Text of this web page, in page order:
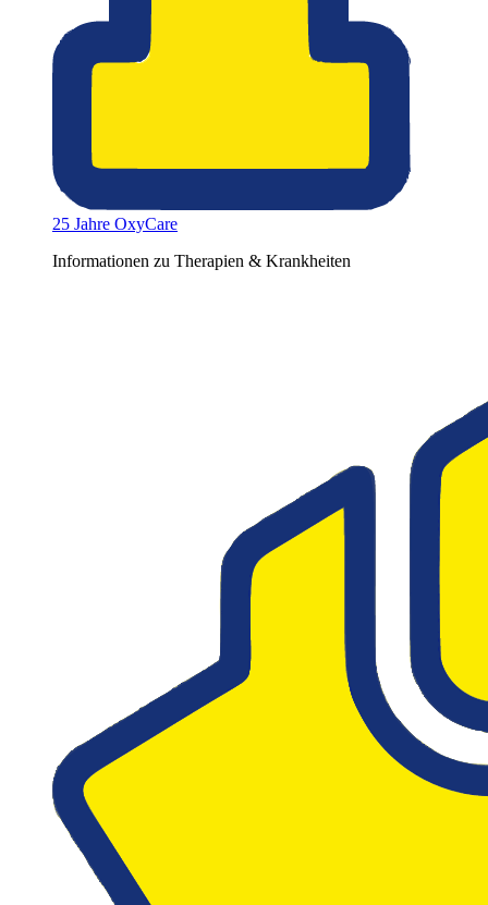
25 Jahre OxyCare
Informationen zu Therapien & Krankheiten